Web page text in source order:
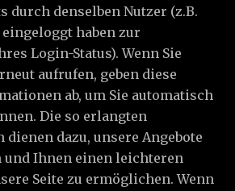
durch denselben Nutzer (z.B.
haben zur
Login-Status). Wenn Sie
aufrufen, geben diese
ab, um Sie automatisch
Die so erlangten
dazu, unsere Angebote
Ihnen einen leichteren
Seite zu ermöglichen. Wenn